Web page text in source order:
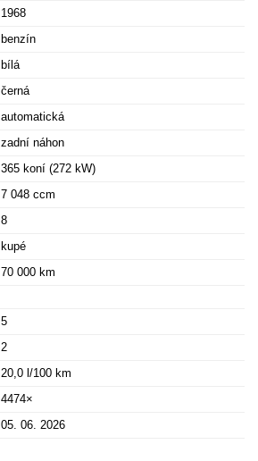
1968
benzín
bílá
černá
automatická
zadní náhon
365 koní (272 kW)
7 048 ccm
8
kupé
70 000 km
5
2
20,0 l/100 km
4474×
05. 06. 2026